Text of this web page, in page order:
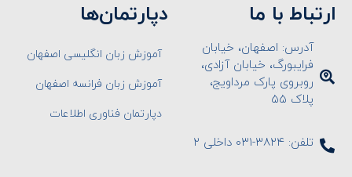
ارتباط با ما
آدرس: اصفهان، خیابان
فرایبورگ، خیابان آزادی،
روبروی پارک مرداویج،
پلاک ۵۵
تلفن: ۳۸۲۴-۰۳۱ داخلی ۲
دپارتمان‌ها
آموزش زبان انگلیسی اصفهان
آموزش زبان فرانسه اصفهان
دپارتمان فناوری اطلاعات